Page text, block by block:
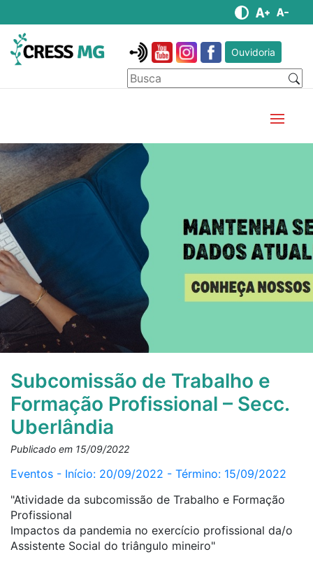
Ouvidoria
Subcomissão de Trabalho e
Formação Profissional – Secc.
Uberlândia
Publicado em 15/09/2022
Eventos - Início: 20/09/2022 - Término: 15/09/2022
"Atividade da subcomissão de Trabalho e Formação
Profissional
Impactos da pandemia no exercício profissional da/o
Assistente Social do triângulo mineiro"